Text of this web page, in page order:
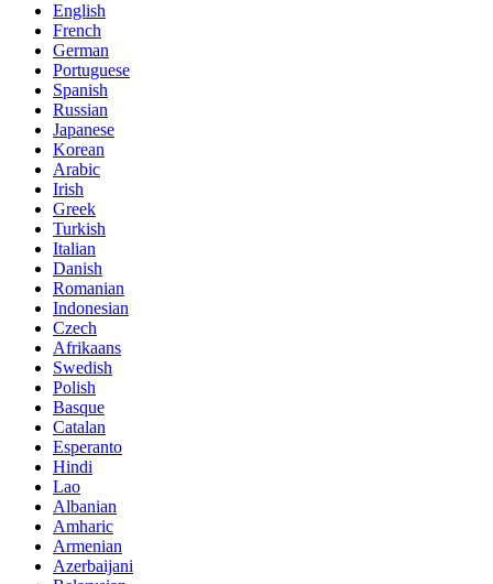
English
French
German
Portuguese
Spanish
Russian
Japanese
Korean
Arabic
Irish
Greek
Turkish
Italian
Danish
Romanian
Indonesian
Czech
Afrikaans
Swedish
Polish
Basque
Catalan
Esperanto
Hindi
Lao
Albanian
Amharic
Armenian
Azerbaijani